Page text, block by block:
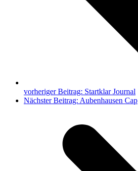
vorheriger Beitrag: Startklar Journal
Nächster Beitrag: Aubenhausen Cap